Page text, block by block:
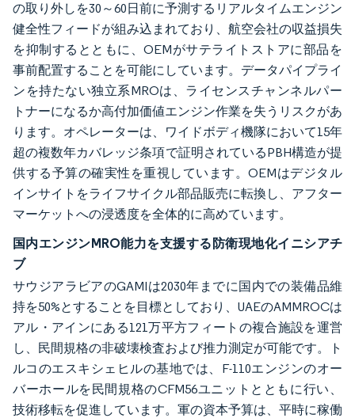
の取り外しを30～60日前に予測するリアルタイムエンジン
健全性フィードが組み込まれており、航空会社の収益損失
を抑制するとともに、OEMがサテライトストアに部品を
事前配置することを可能にしています。データパイプライ
ンを持たない独立系MROは、ライセンスチャンネルパー
トナーになるか高付加価値エンジン作業を失うリスクがあ
ります。オペレーターは、ワイドボディ機隊において15年
超の複数年カバレッジ条項で証明されているPBH構造が提
供する予算の確実性を重視しています。OEMはデジタル
インサイトをライフサイクル部品販売に転換し、アフター
マーケットへの浸透度を全体的に高めています。
国内エンジンMRO能力を支援する防衛現地化イニシアチ
ブ
サウジアラビアのGAMIは2030年までに国内での装備品維
持を50%とすることを目標としており、UAEのAMMROCは
アル・アインにある121万平方フィートの複合施設を運営
し、民間規格の非破壊検査および推力測定が可能です。ト
ルコのエスキシェヒルの基地では、F-110エンジンのオー
バーホールを民間規格のCFM56ユニットとともに行い、
技術移転を促進しています。軍の資本予算は、平時に稼働